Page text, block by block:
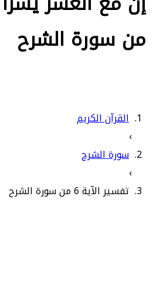
من سورة الشرح
القرآن الكريم
›
سورة الشرح
›
تفسير الآية 6 من سورة الشرح